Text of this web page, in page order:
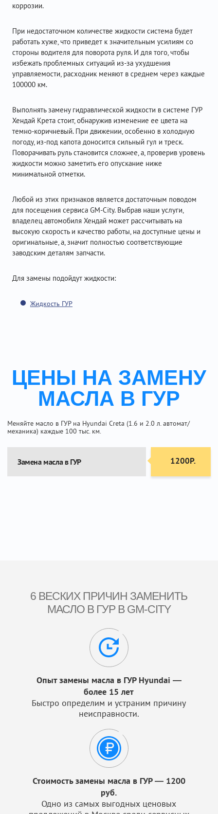
коррозии.
При недостаточном количестве жидкости система будет
работать хуже, что приведет к значительным усилиям со
стороны водителя для поворота руля. И для того, чтобы
избежать проблемных ситуаций из-за ухудшения
управляемости, расходник меняют в среднем через каждые
100000 км.
Выполнять замену гидравлической жидкости в системе ГУР
Хендай Крета стоит, обнаружив изменение ее цвета на
темно-коричневый. При движении, особенно в холодную
погоду, из-под капота доносится сильный гул и треск.
Поворачивать руль становится сложнее, а, проверив уровень
жидкости можно заметить его опускание ниже
минимальной отметки.
Любой из этих признаков является достаточным поводом
для посещения сервиса GM-City. Выбрав наши услуги,
владелец автомобиля Хендай может рассчитывать на
высокую скорость и качество работы, на доступные цены и
оригинальные, а, значит полностью соответствующие
заводским деталям запчасти.
Для замены подойдут жидкости:
Жидкость ГУР
ЦЕНЫ НА ЗАМЕНУ
МАСЛА В ГУР
Меняйте масло в ГУР на Hyundai Creta (1.6 и 2.0 л. автомат/
механика) каждые 100 тыс. км.
Замена масла в ГУР 1200Р.
6 ВЕСКИХ ПРИЧИН ЗАМЕНИТЬ
МАСЛО В ГУР В GM-CITY
Опыт замены масла в ГУР Hyundai —
более 15 лет
Быстро определим и устраним причину
неисправности.
Стоимость замены масла в ГУР — 1200
руб.
Одно из самых выгодных ценовых